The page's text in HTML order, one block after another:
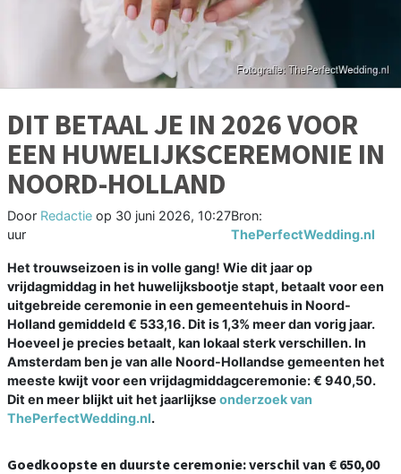
DIT BETAAL JE IN 2026 VOOR
EEN HUWELIJKSCEREMONIE IN
NOORD-HOLLAND
Door Redactie op 30 juni 2026, 10:27
uur
Bron:
ThePerfectWedding.nl
Het trouwseizoen is in volle gang! Wie dit jaar op
vrijdagmiddag in het huwelijksbootje stapt, betaalt voor een
uitgebreide ceremonie in een gemeentehuis in Noord-
Holland gemiddeld € 533,16. Dit is 1,3% meer dan vorig jaar.
Hoeveel je precies betaalt, kan lokaal sterk verschillen. In
Amsterdam ben je van alle Noord-Hollandse gemeenten het
meeste kwijt voor een vrijdagmiddagceremonie: € 940,50.
Dit en meer blijkt uit het jaarlijkse onderzoek van
ThePerfectWedding.nl.
Goedkoopste en duurste ceremonie: verschil van € 650,00